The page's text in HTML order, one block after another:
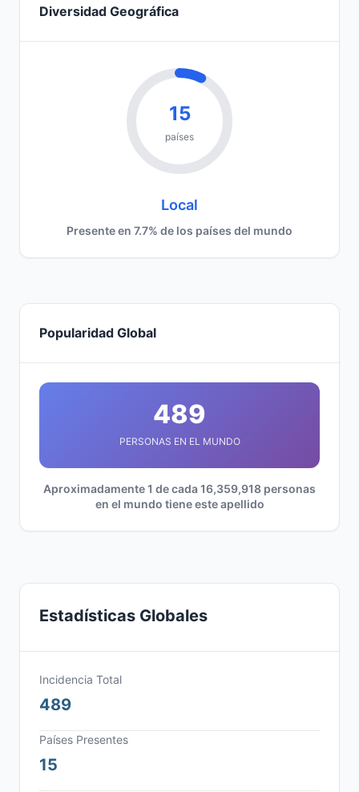
Diversidad Geográfica
15
países
Local
Presente en 7.7% de los países del mundo
Popularidad Global
489
PERSONAS EN EL MUNDO
Aproximadamente 1 de cada 16,359,918 personas
en el mundo tiene este apellido
Estadísticas Globales
Incidencia Total
489
Países Presentes
15